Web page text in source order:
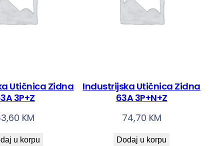
Utičnica Zidna
3P+Z
KM
u korpu
Industrijska Utičnica Zidna
63A 3P+N+Z
74,70 KM
Dodaj u korpu